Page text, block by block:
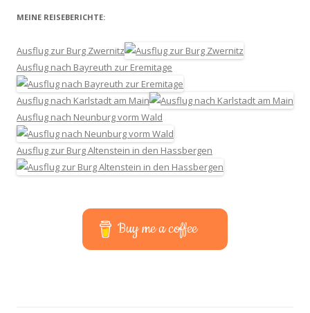
MEINE REISEBERICHTE:
Ausflug zur Burg Zwernitz
Ausflug nach Bayreuth zur Eremitage
Ausflug nach Karlstadt am Main
Ausflug nach Neunburg vorm Wald
Ausflug zur Burg Altenstein in den Hassbergen
Buy me a coffee